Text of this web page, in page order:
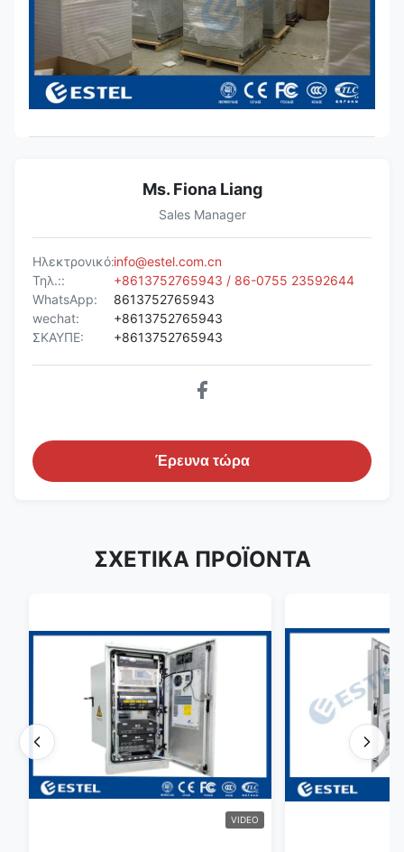
Ms. Fiona Liang
Sales Manager
Ηλεκτρονικό:info@estel.com.cn
Τηλ.::
+8613752765943 / 86-0755 23592644
WhatsApp:
8613752765943
wechat:
+8613752765943
ΣΚΑΥΠΕ:
+8613752765943
Έρευνα τώρα
ΣΧΕΤΙΚΑ ΠΡΟΪΟΝΤΑ
VIDEO